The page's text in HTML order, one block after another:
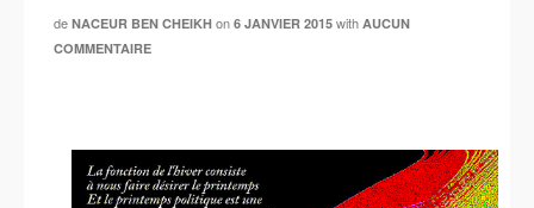
de NACEUR BEN CHEIKH on 6 JANVIER 2015 with AUCUN
COMMENTAIRE